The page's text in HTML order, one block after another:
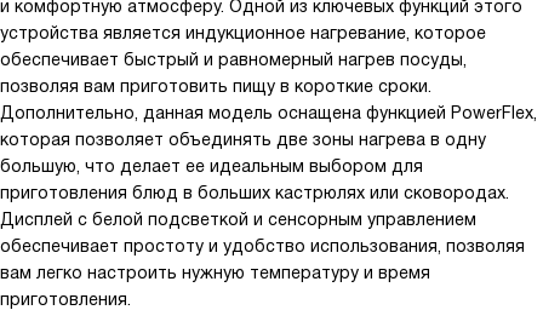
и комфортную атмосферу. Одной из ключевых функций этого
устройства является индукционное нагревание, которое
обеспечивает быстрый и равномерный нагрев посуды,
позволяя вам приготовить пищу в короткие сроки.
Дополнительно, данная модель оснащена функцией PowerFlex,
которая позволяет объединять две зоны нагрева в одну
большую, что делает ее идеальным выбором для
приготовления блюд в больших кастрюлях или сковородах.
Дисплей с белой подсветкой и сенсорным управлением
обеспечивает простоту и удобство использования, позволяя
вам легко настроить нужную температуру и время
приготовления.